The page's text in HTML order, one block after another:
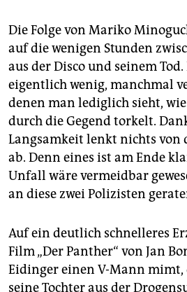
Die Folge von Mariko
auf die wenigen Stunden
aus der Disco und seinem Tod.
eigentlich wenig, manchmal
denen man lediglich sieht,
durch die Gegend torkelt.
Langsamkeit lenkt nichts von
ab. Denn eines ist am Ende
Unfall wäre vermeidbar
an diese zwei Polizisten
Auf ein deutlich schnelleres
Film „Der Panther“ von Jan
Eidinger einen V-Mann
seine Tochter aus der